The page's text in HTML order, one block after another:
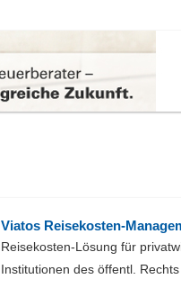
Viatos Reisekosten-
Reisekosten-Lösung für
Institutionen des öffentl. Rechts